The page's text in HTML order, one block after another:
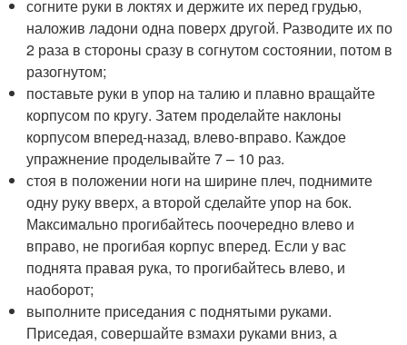
согните руки в локтях и держите их перед грудью,
наложив ладони одна поверх другой. Разводите их по
2 раза в стороны сразу в согнутом состоянии, потом в
разогнутом;
поставьте руки в упор на талию и плавно вращайте
корпусом по кругу. Затем проделайте наклоны
корпусом вперед-назад, влево-вправо. Каждое
упражнение проделывайте 7 – 10 раз.
стоя в положении ноги на ширине плеч, поднимите
одну руку вверх, а второй сделайте упор на бок.
Максимально прогибайтесь поочередно влево и
вправо, не прогибая корпус вперед. Если у вас
поднята правая рука, то прогибайтесь влево, и
наоборот;
выполните приседания с поднятыми руками.
Приседая, совершайте взмахи руками вниз, а